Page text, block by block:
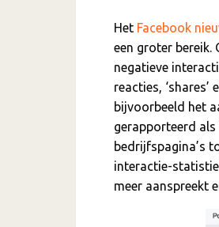
Het Facebook
een groter bereik.
negatieve
reacties,
bijvoorbeeld het
gerapporteerd als
bedrijfspagina’s
interactie-
meer aanspreekt